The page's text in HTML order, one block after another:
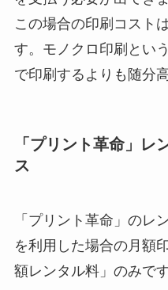
この場合の印刷コスト
す。モノクロ印刷とい
で印刷するよりも随分
「プリント革命」レ
ス
「プリント革命」のレ
を利用した場合の月額
額レンタル料」のみです